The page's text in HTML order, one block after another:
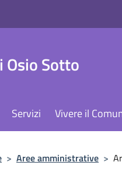
Osio Sotto
Servizi Vivere il
> Aree amministrative >